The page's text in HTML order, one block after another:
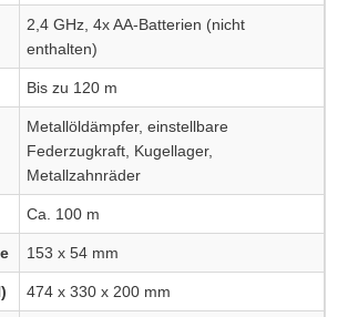
2,4 GHz, 4x AA-Batterien (nicht
enthalten)
Bis zu 120 m
Metallöldämpfer, einstellbare
Federzugkraft, Kugellager,
Metallzahnräder
Ca. 100 m
153 x 54 mm
474 x 330 x 200 mm